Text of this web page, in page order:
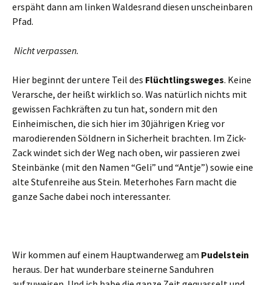
erspäht dann am linken Waldesrand diesen unscheinbaren
Pfad.
Nicht verpassen.
Hier beginnt der untere Teil des Flüchtlingsweges. Keine
Verarsche, der heißt wirklich so. Was natürlich nichts mit
gewissen Fachkräften zu tun hat, sondern mit den
Einheimischen, die sich hier im 30jährigen Krieg vor
marodierenden Söldnern in Sicherheit brachten. Im Zick-
Zack windet sich der Weg nach oben, wir passieren zwei
Steinbänke (mit den Namen “Geli” und “Antje”) sowie eine
alte Stufenreihe aus Stein. Meterhohes Farn macht die
ganze Sache dabei noch interessanter.
Wir kommen auf einem Hauptwanderweg am Pudelstein
heraus. Der hat wunderbare steinerne Sanduhren